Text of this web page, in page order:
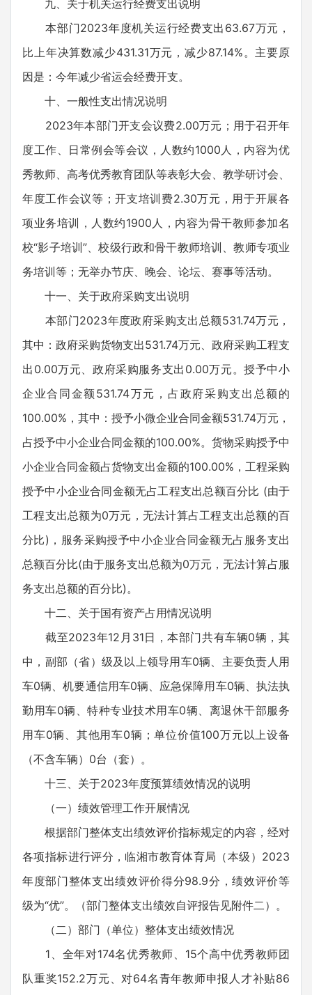
九、关于机关运行经费支出说明
本部门2023年度机关运行经费支出63.67万元，
比上年决算数减少431.31万元，减少87.14%。主要原
因是：今年减少省运会经费开支。
十、一般性支出情况说明
2023年本部门开支会议费2.00万元；用于召开年
度工作、日常例会等会议，人数约1000人，内容为优
秀教师、高考优秀教育团队等表彰大会、教学研讨会、
年度工作会议等；开支培训费2.30万元，用于开展各
项业务培训，人数约1900人，内容为骨干教师参加名
校“影子培训”、校级行政和骨干教师培训、教师专项业
务培训等；无举办节庆、晚会、论坛、赛事等活动。
十一、关于政府采购支出说明
本部门2023年度政府采购支出总额531.74万元，
其中：政府采购货物支出531.74万元、政府采购工程支
出0.00万元、政府采购服务支出0.00万元。授予中小
企业合同金额531.74万元，占政府采购支出总额的
100.00%，其中：授予小微企业合同金额531.74万元，
占授予中小企业合同金额的100.00%。货物采购授予中
小企业合同金额占货物支出金额的100.00%，工程采购
授予中小企业合同金额无占工程支出总额百分比 (由于
工程支出总额为0万元，无法计算占工程支出总额的百
分比)，服务采购授予中小企业合同金额无占服务支出
总额百分比(由于服务支出总额为0万元，无法计算占服
务支出总额的百分比)。
十二、关于国有资产占用情况说明
截至2023年12月31日，本部门共有车辆0辆，其
中，副部（省）级及以上领导用车0辆、主要负责人用
车0辆、机要通信用车0辆、应急保障用车0辆、执法执
勤用车0辆、特种专业技术用车0辆、离退休干部服务
用车0辆、其他用车0辆；单位价值100万元以上设备
（不含车辆）0台（套）。
十三、关于2023年度预算绩效情况的说明
（一）绩效管理工作开展情况
根据部门整体支出绩效评价指标规定的内容，经对
各项指标进行评分，临湘市教育体育局（本级）2023
年度部门整体支出绩效评价得分98.9分，绩效评价等
级为“优”。（部门整体支出绩效自评报告见附件二）。
（二）部门（单位）整体支出绩效情况
1、全年对174名优秀教师、15个高中优秀教师团
队重奖152.2万元、对64名青年教师申报人才补贴86